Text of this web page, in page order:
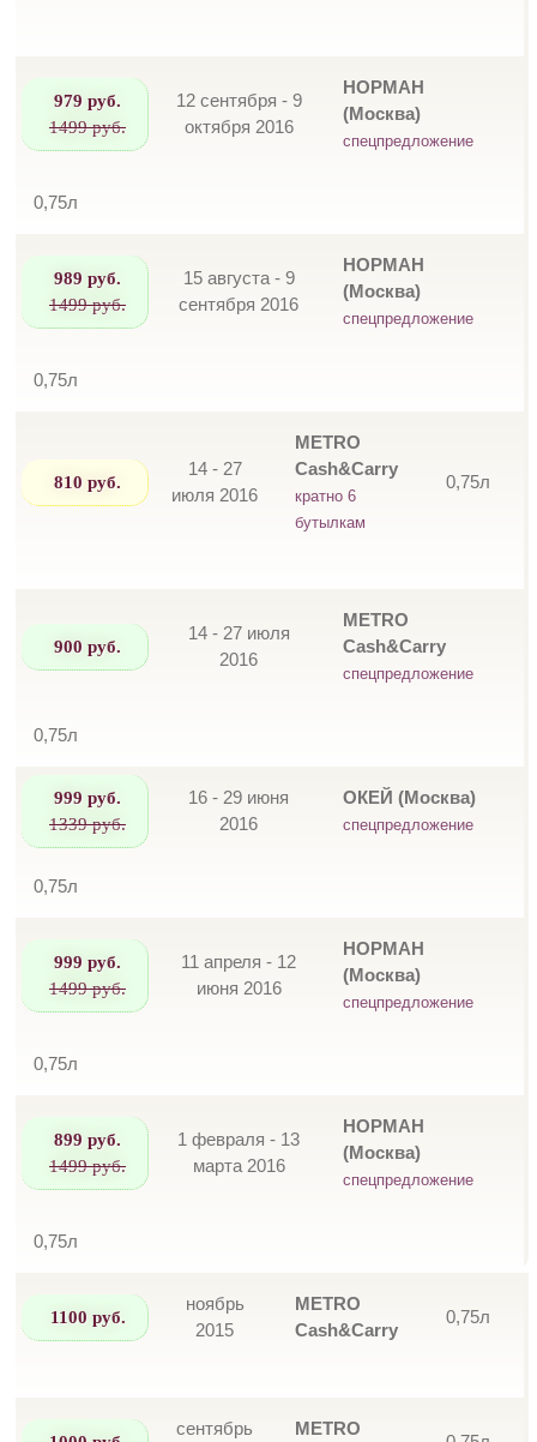
979 руб.
1499 руб.
12 сентября - 9
октября 2016
НОРМАН
(Москва)
спецпредложение
0,75л
989 руб.
1499 руб.
15 августа - 9
сентября 2016
НОРМАН
(Москва)
спецпредложение
0,75л
810 руб.
14 - 27
июля 2016
METRO
Cash&Carry
кратно 6
бутылкам
0,75л
900 руб.
14 - 27 июля
2016
METRO
Cash&Carry
спецпредложение
0,75л
999 руб.
1339 руб.
16 - 29 июня
2016
ОКЕЙ (Москва)
спецпредложение
0,75л
999 руб.
1499 руб.
11 апреля - 12
июня 2016
НОРМАН
(Москва)
спецпредложение
0,75л
899 руб.
1499 руб.
1 февраля - 13
марта 2016
НОРМАН
(Москва)
спецпредложение
0,75л
1100 руб.
ноябрь
2015
METRO
Cash&Carry
0,75л
сентябрь METRO